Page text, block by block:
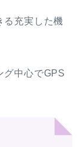
る充実した機
グ中心でGPS